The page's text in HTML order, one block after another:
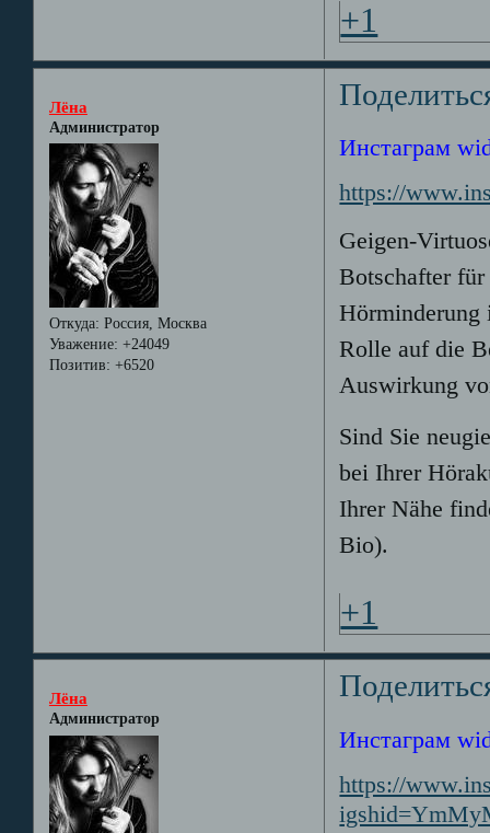
+1
Лёна
Администратор
Откуда: Россия, Москва
Уважение: +24049
Позитив: +6520
Инстаграм
https://
Geigen-
Botschafter
Hörminderung
Rolle auf die
Auswirkung
Sind Sie
bei Ihrer
Ihrer Nähe
Bio).
+1
Лёна
Администратор
Инстаграм
https://